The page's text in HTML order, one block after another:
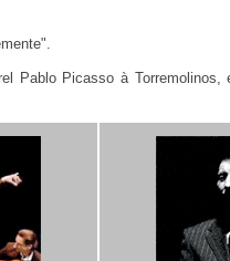
Pablo Picasso à Torremolinos,